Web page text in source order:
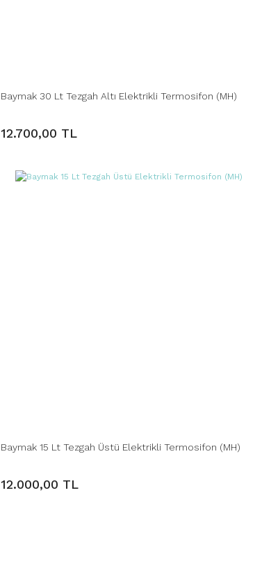
Baymak 30 Lt Tezgah Altı Elektrikli Termosifon (MH)
12.700,00 TL
Baymak 15 Lt Tezgah Üstü Elektrikli Termosifon (MH)
12.000,00 TL